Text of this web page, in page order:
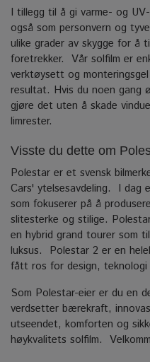
I tillegg til å gi varme- og
også som personvern og
ulike grader av skygge for å
foretrekker. Vår solfilm er
verktøysett og
resultat. Hvis du noen gang
gjøre det uten å skade
limrester.
Visste du dette om
Polestar er et svensk
Cars' ytelsesavdeling.
I dag
som fokuserer på å
slitesterke og stilige.
en hybrid grand tourer som
luksus.
Polestar 2 er en
fått ros for design, teknologi
Som Polestar-eier er du en
verdsetter bærekraft,
utseendet, komforten og
høykvalitets solfilm.